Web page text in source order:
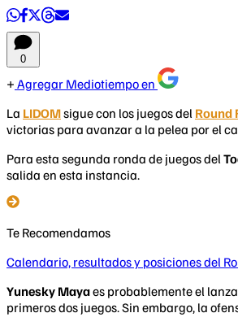
0
Agregar Mediotiempo en
La LIDOMsigue con los juegos del Round
victorias para avanzar a la pelea por el
Para esta segunda ronda de juegos del
salida en esta instancia.
Te Recomendamos
Calendario, resultados y posiciones del
Yunesky Mayaes probablemente el
primeros dos juegos. Sin embargo, la